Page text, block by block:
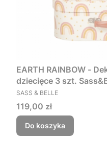
EARTH RAINBOW -
dziecięce 3 szt.
PRODUCENT
SASS & BELLE
Cena
119,00 zł
Do koszyka